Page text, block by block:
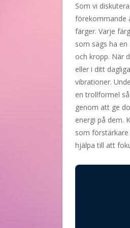
Som vi
förekommande
färger. Varje
som sägs ha
och kropp. När
eller i ditt
vibrationer.
en trollformel
genom att ge
energi på dem.
som
hjälpa till att